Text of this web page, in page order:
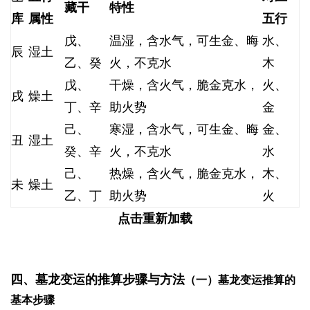
库 属性
藏干 特性
五行
辰 湿土
戊、
乙、癸
温湿，含水气，可生金、晦
火，不克水
水、
木
戌 燥土
戊、
丁、辛
干燥，含火气，脆金克水，
助火势
火、
金
丑 湿土
己、
癸、辛
寒湿，含水气，可生金、晦
火，不克水
金、
水
未 燥土
己、
乙、丁
热燥，含火气，脆金克水，
助火势
木、
火
点击重新加载
四、墓龙变运的推算步骤与方法（一）墓龙变运推算的
基本步骤